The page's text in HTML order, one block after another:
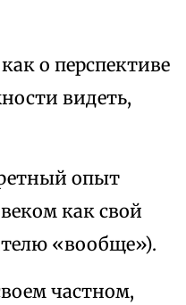
о перспективе
видеть,
опыт
как свой
«вообще»).
частном,